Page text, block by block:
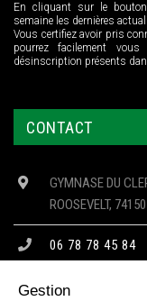
En cliquant sur le
semaine les dernières
Vous certifiez avoir pris
pourrez facilement
désinscription présents
CONTACT
GYMNASE DU
ROOSEVELT,
06 78 78 45 84
Gestion